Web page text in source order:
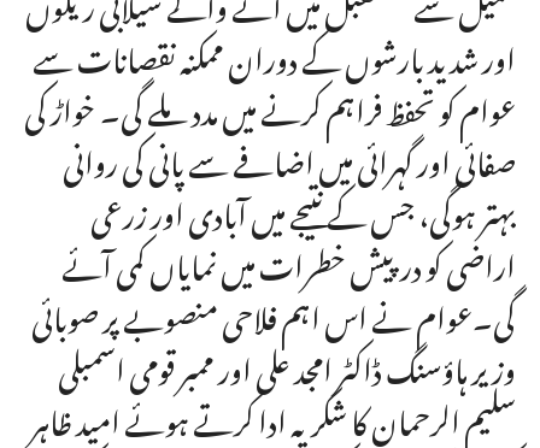
اور شدید بارشوں کے دوران ممکنہ نقصانات سے
عوام کو تحفظ فراہم کرنے میں مدد ملے گی۔ خواڑ کی
صفائی اور گہرائی میں اضافے سے پانی کی روانی
بہتر ہوگی، جس کے نتیجے میں آبادی اور زرعی
اراضی کو درپیش خطرات میں نمایاں کمی آئے
گی۔عوام نے اس اہم فلاحی منصوبے پر صوبائی
وزیر ہاؤسنگ ڈاکٹر امجد علی اور ممبر قومی اسمبلی
سلیم الرحمان کا شکریہ ادا کرتے ہوئے امید ظاہر